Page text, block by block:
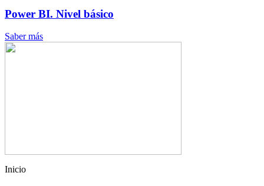
Power BI. Nivel básico
Saber más
Inicio